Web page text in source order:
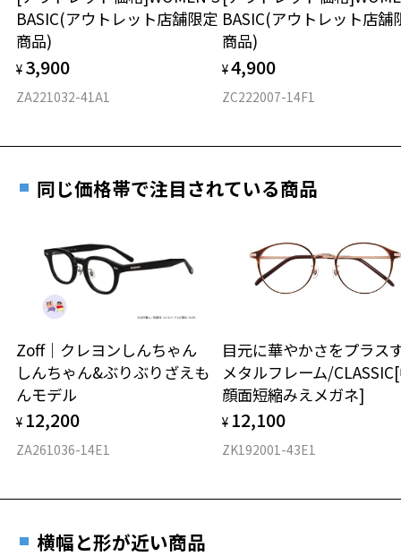
仕上がり寸法
D 仕上がりの横幅：約147mm
E 仕上がりの縦幅：約35mm
6.5g
※着脱式サングラス：デモレンズ、アタッチメント込みの重さ
タイプ
材質
フロント素材：チタン(塗装)
視力の変化を早めに発見するために、定期的な視
力測定をおすすめいたします。
安心3 かかり具合調整無料
す。
実店舗で度付きにできます
ご購入時に「レンズ交換券」をお選びいただくと、実店舗で
度数を測定のうえ、度付きレンズ（標準セットレンズ）へ無
料交換いただけます。
お近くのZoff実店舗にて度数を測定いただけます（無料）。
その際は記入用紙をダウンロードしてお使いください。
ダウンロード
BASIC(アウトレット店舗限定
商品)
¥ 3,900
ZA221032-41A1
BASIC(アウトレット店舗
商品)
¥4,900
ZC222007-14F1
同じ価格帯で注目されている商品
Zoff｜クレヨンしんちゃん
しんちゃん&ぶりぶりざえも
んモデル
¥ 12,200
ZA261036-14E1
目元に華やかさをプラス
メタルフレーム/
顔面短縮みえメガネ]
¥ 12,100
ZK192001-43E1
横幅と形が近い商品